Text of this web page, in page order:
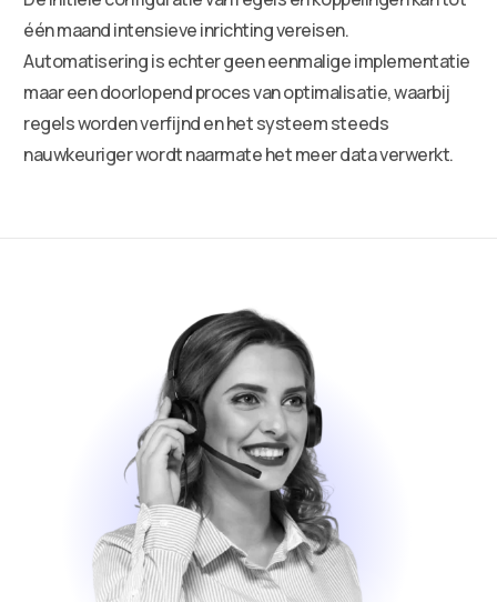
één maand intensieve inrichting vereisen.
Automatisering is echter geen eenmalige implementatie
maar een doorlopend proces van optimalisatie, waarbij
regels worden verfijnd en het systeem steeds
nauwkeuriger wordt naarmate het meer data verwerkt.